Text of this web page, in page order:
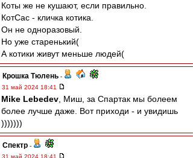
Коты же не кушают, если правильно.
КотСас - кличка котика.
Он не одноразовый.
Но уже старенький(
А котики живут меньше людей(
Крошка Тюлень -
31 май 2024 18:41
Mike Lebedev , Миш, за Спартак мы болеем
более лучше даже. Вот приходи - и увидишь
)))))))
Спектр -
31 май 2024 18:41